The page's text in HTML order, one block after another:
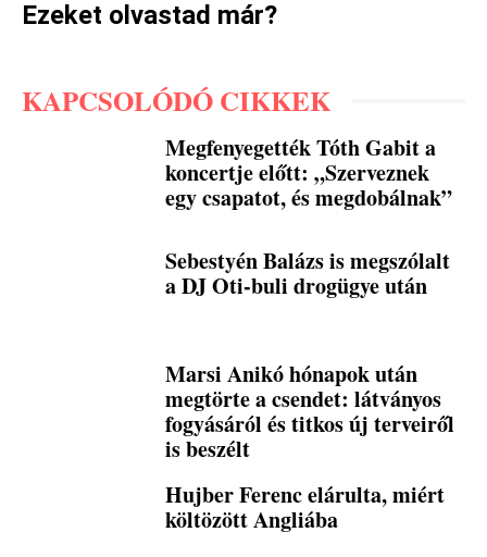
Ezeket olvastad már?
KAPCSOLÓDÓ CIKKEK
Megfenyegették Tóth Gabit a
koncertje előtt: „Szerveznek
egy csapatot, és megdobálnak”
Sebestyén Balázs is megszólalt
a DJ Oti-buli drogügye után
Marsi Anikó hónapok után
megtörte a csendet: látványos
fogyásáról és titkos új terveiről
is beszélt
Hujber Ferenc elárulta, miért
költözött Angliába